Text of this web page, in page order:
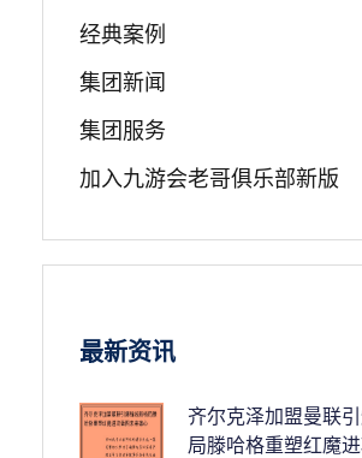
经典案例
集团新闻
集团服务
加入九游会老哥俱乐部新版
最新资讯
齐尔克泽加盟曼联
局滕哈格重塑红魔